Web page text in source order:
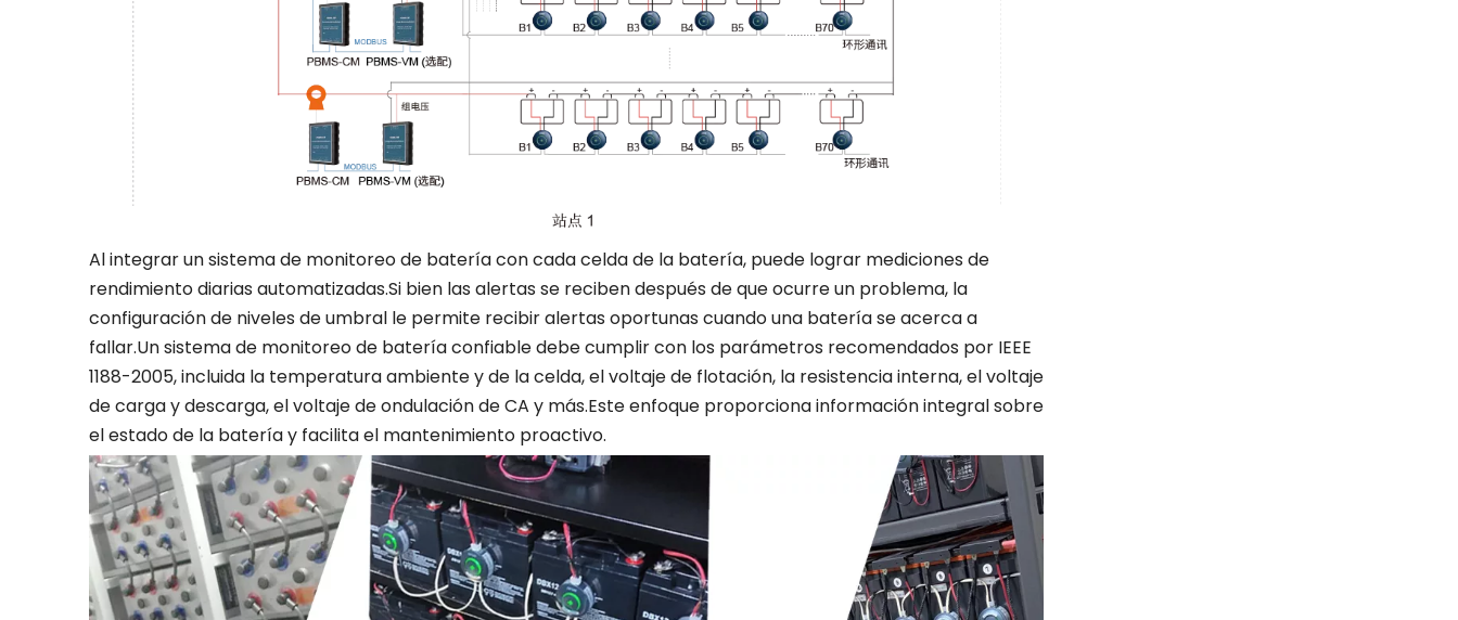
Al integrar un sistema de monitoreo de batería con cada celda de la batería, puede lograr mediciones de
rendimiento diarias automatizadas.Si bien las alertas se reciben después de que ocurre un problema, la
configuración de niveles de umbral le permite recibir alertas oportunas cuando una batería se acerca a
fallar.Un sistema de monitoreo de batería confiable debe cumplir con los parámetros recomendados por IEEE
1188-2005, incluida la temperatura ambiente y de la celda, el voltaje de flotación, la resistencia interna, el voltaje
de carga y descarga, el voltaje de ondulación de CA y más.Este enfoque proporciona información integral sobre
el estado de la batería y facilita el mantenimiento proactivo.